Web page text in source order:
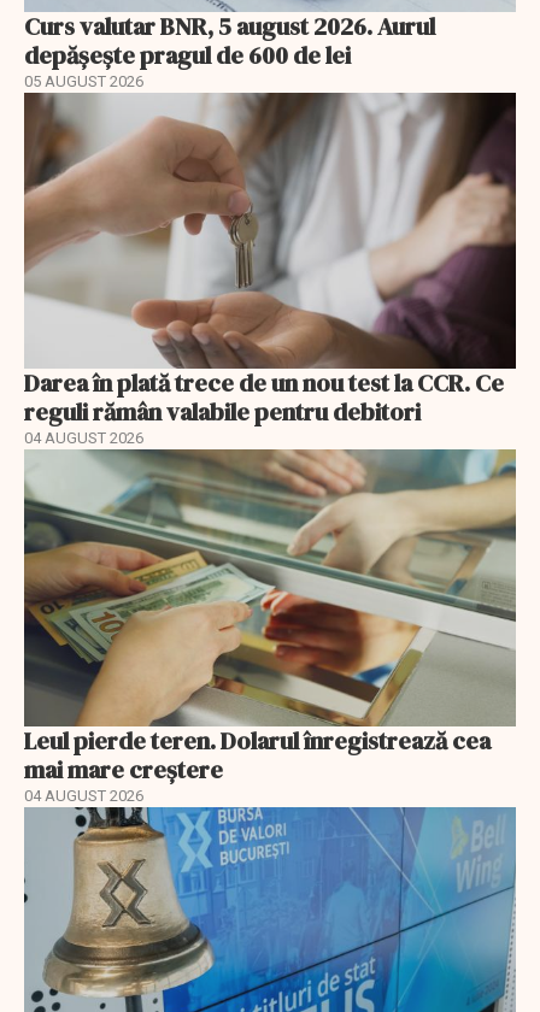
Curs valutar BNR, 5 august 2026. Aurul
depășește pragul de 600 de lei
05 AUGUST 2026
Darea în plată trece de un nou test la CCR. Ce
reguli rămân valabile pentru debitori
04 AUGUST 2026
Leul pierde teren. Dolarul înregistrează cea
mai mare creștere
04 AUGUST 2026